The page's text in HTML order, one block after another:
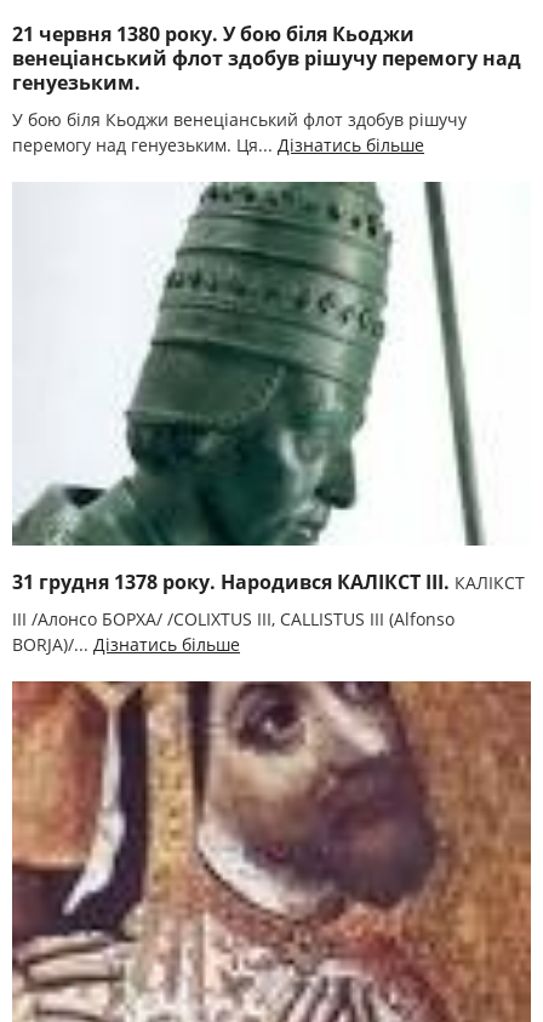
21 червня 1380 року. У бою біля Кьоджи
венеціанський флот здобув рішучу перемогу над
генуезьким.
У бою біля Кьоджи венеціанський флот здобув рішучу
перемогу над генуезьким. Ця... Дізнатись більше
31 грудня 1378 року. Народився КАЛІКСТ III. КАЛІКСТ
III /Алонсо БОРХА/ /COLIXTUS III, CALLISTUS III (Alfonso
BORJA)/... Дізнатись більше